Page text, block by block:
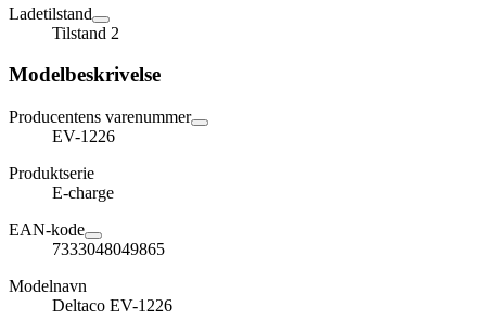
Ladetilstand
Tilstand 2
Modelbeskrivelse
Producentens varenummer
EV-1226
Produktserie
E-charge
EAN-kode
7333048049865
Modelnavn
Deltaco EV-1226